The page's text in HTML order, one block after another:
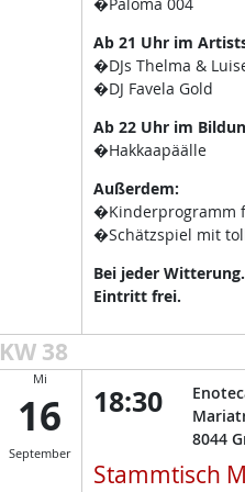
�Paloma 004
Ab 21 Uhr im
�DJs Thelma &
�DJ Favela Gold
Ab 22 Uhr im
�Hakkaapäälle
Außerdem:
�Kinderprogramm
�Schätzspiel mit
Bei jeder Witterung.
Eintritt frei.
KW 38
Mi
16
September
18:30
8044
Stammtisch